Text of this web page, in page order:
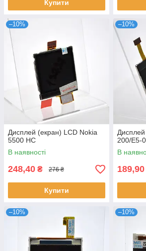
Купити
–10%
Дисплей (екран) LCD Nokia
5500 HC
В наявності
248,40 ₴ 276 ₴
Купити
–10%
200/E5-
В
189,90
–10% –10%